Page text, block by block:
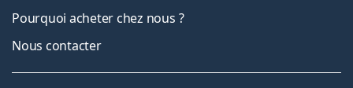
Pourquoi acheter chez nous ?
Nous contacter